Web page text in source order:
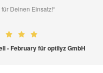
für Deinen Einsatz!“
- February für optilyz GmbH